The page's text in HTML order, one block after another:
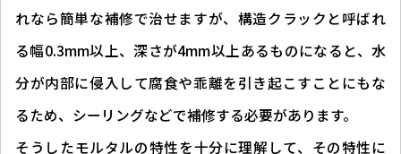
れなら簡単な補修で治せますが、構造クラックと呼ばれ
る幅0.3mm以上、深さが4mm以上あるものになると、水
分が内部に侵入して腐食や乖離を引き起こすことにもな
るため、シーリングなどで補修する必要があります。
そうしたモルタルの特性を十分に理解して、その特性に